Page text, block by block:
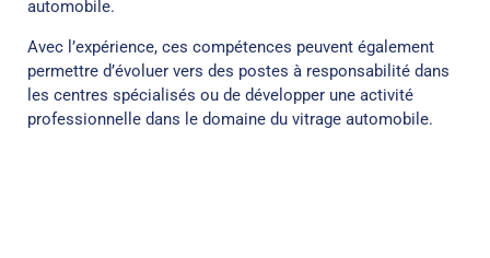
automobile.
Avec l’expérience, ces compétences peuvent également
permettre d’évoluer vers des postes à responsabilité dans
les centres spécialisés ou de développer une activité
professionnelle dans le domaine du vitrage automobile.